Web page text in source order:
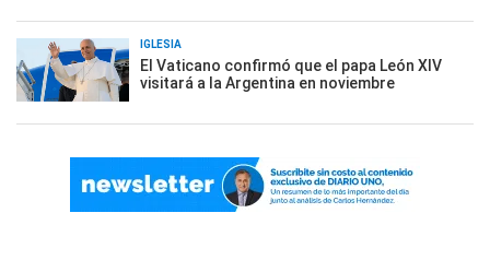
IGLESIA
El Vaticano confirmó que el papa León XIV
visitará a la Argentina en noviembre